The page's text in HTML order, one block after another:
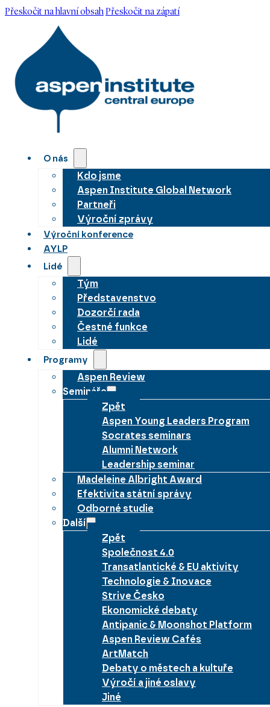
Přeskočit na hlavní obsahPřeskočit na zápatí
O nás
Kdo jsme
Aspen Institute Global Network
Partneři
Výroční zprávy
Výroční konference
AYLP
Lidé
Tým
Představenstvo
Dozorčí rada
Čestné funkce
Lidé
Programy
Aspen Review
Semináře
Zpět
Aspen Young Leaders Program
Socrates seminars
Alumni Network
Leadership seminar
Madeleine Albright Award
Efektivita státní správy
Odborné studie
Další
Zpět
Společnost 4.0
Transatlantické & EU aktivity
Technologie & Inovace
Strive Česko
Ekonomické debaty
Antipanic & Moonshot Platform
Aspen Review Cafés
ArtMatch
Debaty o městech a kultuře
Výročí a jiné oslavy
Jiné